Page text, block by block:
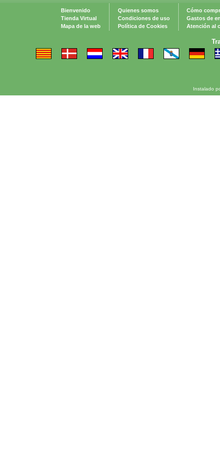
Bienvenido
Tienda Virtual
Mapa de la web
Quienes somos
Condiciones de uso
Política de Cookies
Cómo
Gastos de
Atención al
Instalado